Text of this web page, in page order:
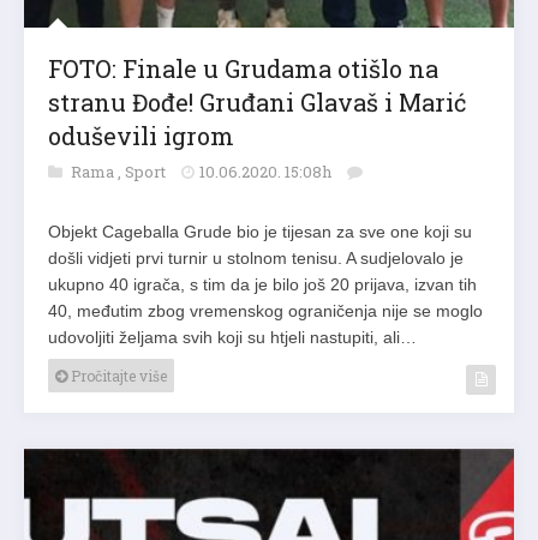
FOTO: Finale u Grudama otišlo na
stranu Đođe! Gruđani Glavaš i Marić
oduševili igrom
Rama , Sport 10.06.2020. 15:08h
Objekt Cageballa Grude bio je tijesan za sve one koji su
došli vidjeti prvi turnir u stolnom tenisu. A sudjelovalo je
ukupno 40 igrača, s tim da je bilo još 20 prijava, izvan tih
40, međutim zbog vremenskog ograničenja nije se moglo
udovoljiti željama svih koji su htjeli nastupiti, ali…
Pročitajte više